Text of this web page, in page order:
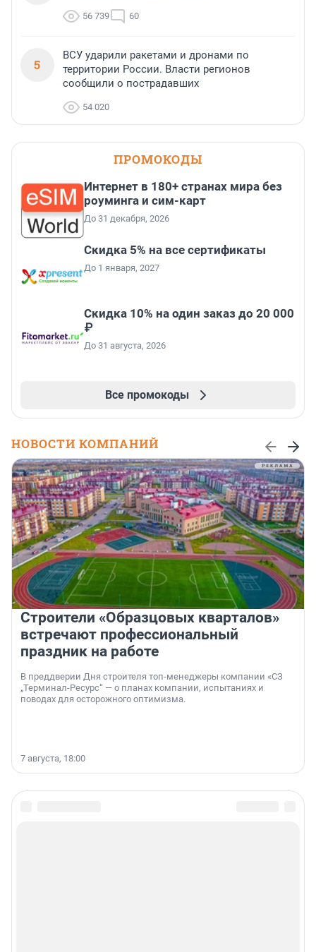
56 739 60
5
ВСУ ударили ракетами и дронами по
территории России. Власти регионов
сообщили о пострадавших
54 020
ПРОМОКОДЫ
Интернет в 180+ странах мира без
роуминга и сим-карт
До 31 декабря, 2026
Скидка 5% на все сертификаты
До 1 января, 2027
Скидка 10% на один заказ до 20 000
₽
До 31 августа, 2026
Все промокоды
НОВОСТИ КОМПАНИЙ
Строители «Образцовых кварталов»
встречают профессиональный
праздник на работе
В преддверии Дня строителя топ-менеджеры компании «СЗ
„Терминал-Ресурс“ — о планах компании, испытаниях и
поводах для осторожного оптимизма.
7 августа, 18:00